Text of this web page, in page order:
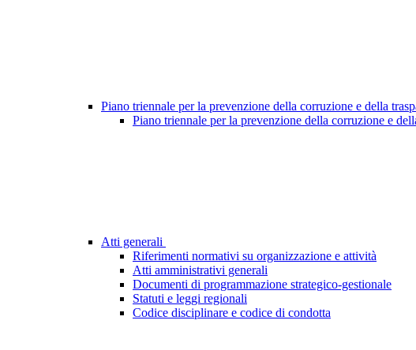
Piano triennale per la prevenzione della corruzione e della
Piano triennale per la prevenzione della corruzione e
Atti generali
Riferimenti normativi su organizzazione e attività
Atti amministrativi generali
Documenti di programmazione strategico-gestionale
Statuti e leggi regionali
Codice disciplinare e codice di condotta